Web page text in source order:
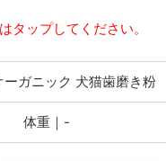
タップしてください。
ーガニック 犬猫歯磨き粉
体重｜-